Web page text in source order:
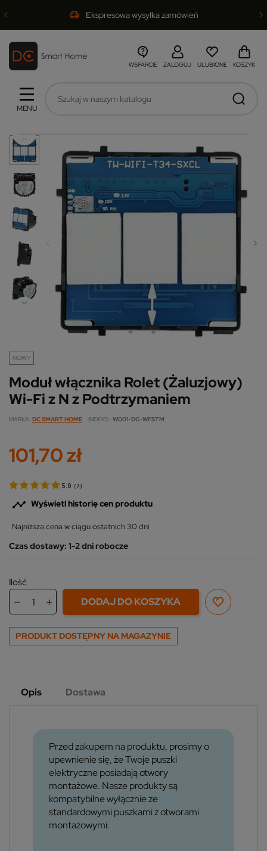
Ekspresowa wysyłka zamówień
MENU
WSPARCIE ZALOGUJ ULUBIONE KOSZYK
NOWY
Moduł włącznika Rolet (Żaluzjowy)
Wi-Fi z N z Podtrzymaniem
MARKA DC SMART HOME INDEKS W001-DC-WFSTM
101,70 zł
5.0 ( 7 )
 Wyświetl historię cen produktu
Najniższa cena w ciągu ostatnich 30 dni
Czas dostawy: 1-2 dni robocze
Ilość
DODAJ DO KOSZYKA
PRODUKT DOSTĘPNY NA MAGAZYNIE
Opis Dostawa
Przed zakupem na produktu, prosimy o
upewnienie się, że Twoje puszki
elektryczne posiadają otwory
montażowe. Nasze produkty są
kompatybilne wyłącznie ze
standardowymi puszkami z otworami
montażowymi.